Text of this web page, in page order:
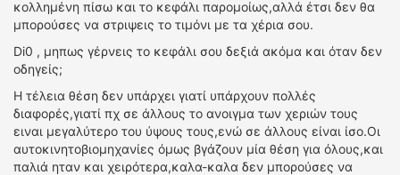
κολλημένη πίσω και το κεφάλι παρομοίως,αλλά έτσι δεν θα
μπορούσες να στριψεις το τιμόνι με τα χέρια σου.
Di0 , μηπως γέρνεις το κεφάλι σου δεξιά ακόμα και όταν δεν
οδηγείς;
Η τέλεια θέση δεν υπάρχει γιατί υπάρχουν πολλές
διαφορές,γιατί πχ σε άλλους το ανοιγμα των χεριών τους
ειναι μεγαλύτερο του ύψους τους,ενώ σε άλλους είναι ίσο.Οι
αυτοκινητοβιομηχανίες όμως βγάζουν μία θέση για όλους,και
παλιά ηταν και χειρότερα,καλα-καλα δεν μπορούσες να